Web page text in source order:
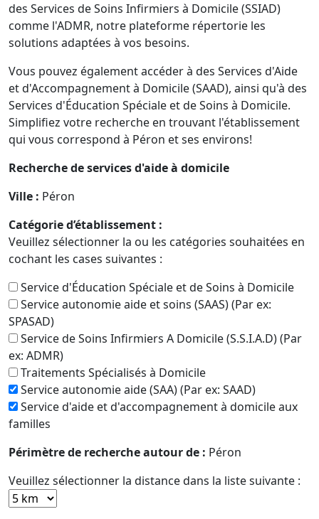
des Services de Soins Infirmiers à Domicile (SSIAD)
comme l'ADMR, notre plateforme répertorie les
solutions adaptées à vos besoins.
Vous pouvez également accéder à des Services d'Aide
et d'Accompagnement à Domicile (SAAD), ainsi qu'à des
Services d'Éducation Spéciale et de Soins à Domicile.
Simplifiez votre recherche en trouvant l'établissement
qui vous correspond à Péron et ses environs!
Recherche de services d'aide à domicile
Ville : Péron
Catégorie d’établissement :
Veuillez sélectionner la ou les catégories souhaitées en
cochant les cases suivantes :
Service d'Éducation Spéciale et de Soins à Domicile
Service autonomie aide et soins (SAAS) (Par ex:
SPASAD)
Service de Soins Infirmiers A Domicile (S.S.I.A.D) (Par
ex: ADMR)
Traitements Spécialisés à Domicile
Service autonomie aide (SAA) (Par ex: SAAD)
Service d'aide et d'accompagnement à domicile aux
familles
Périmètre de recherche autour de : Péron
Veuillez sélectionner la distance dans la liste suivante :